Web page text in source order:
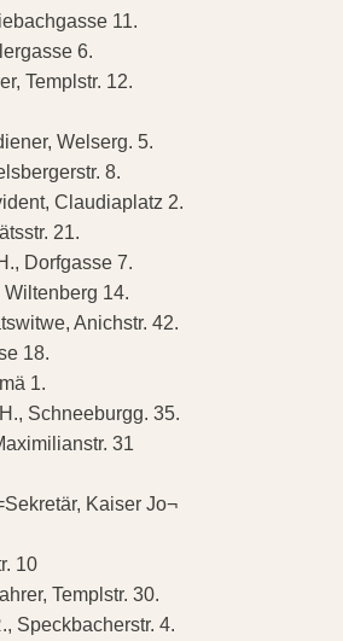
11.
6.
Templstr. 12.
Welserg. 5.
8.
Claudiaplatz 2.
21.
Dorfgasse 7.
14.
Anichstr. 42.
18.
1.
Schneeburgg. 35.
31
Kaiser Jo¬
10
Templstr. 30.
Speckbacherstr. 4.